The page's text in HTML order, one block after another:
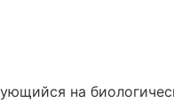
на